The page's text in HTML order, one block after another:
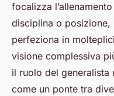
focalizza
disciplina o posizione,
perfeziona in
visione complessiva
il ruolo del generalista
come un ponte tra